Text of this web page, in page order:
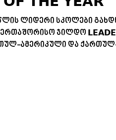
ლიდერი სკოლები
ჯილდო
ამერიკული და